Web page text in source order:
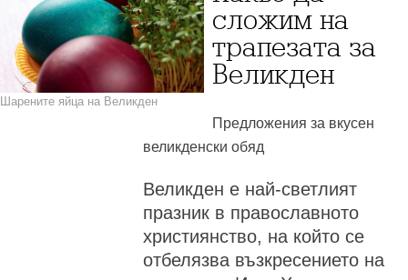
сложим на
трапезата за
Великден
Шарените яйца на Великден
Предложения за вкусен
великденски обяд
Великден е най-светлият
празник в православното
християнство, на който се
отбелязва възкресението на